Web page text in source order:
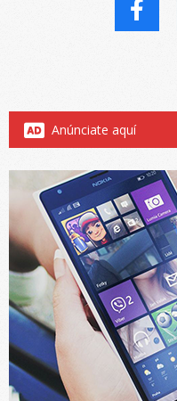
Anúnciate aquí